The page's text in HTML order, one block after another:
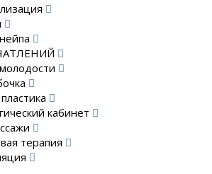
кабинет
терапия